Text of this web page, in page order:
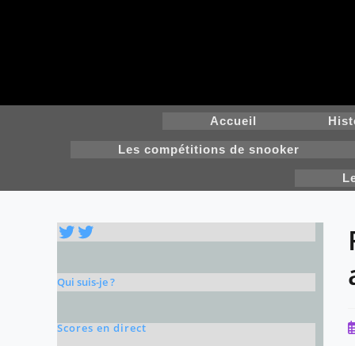
Accueil
Les compétitions de snooker
Twitter
Twitter
Qui suis-je ?
Scores en direct